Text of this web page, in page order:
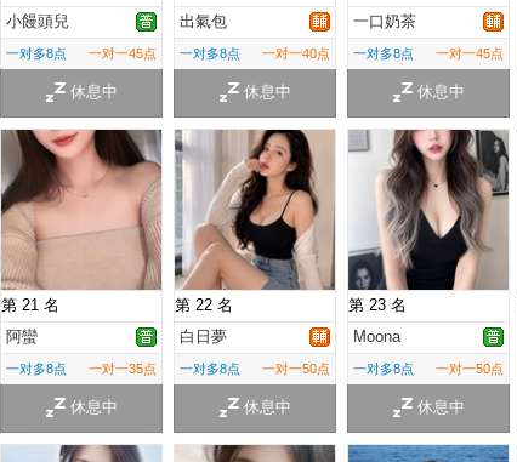
小饅頭兒
一对多8点 一对一45点
休息中
出氣包
一对多8点 一对一40点
休息中
一口奶茶
一对多8点 一对一45点
休息中
第 21 名
阿蠻
一对多8点 一对一35点
休息中
第 22 名
白日夢
一对多8点 一对一50点
休息中
第 23 名
Moona
一对多8点 一对一50点
休息中